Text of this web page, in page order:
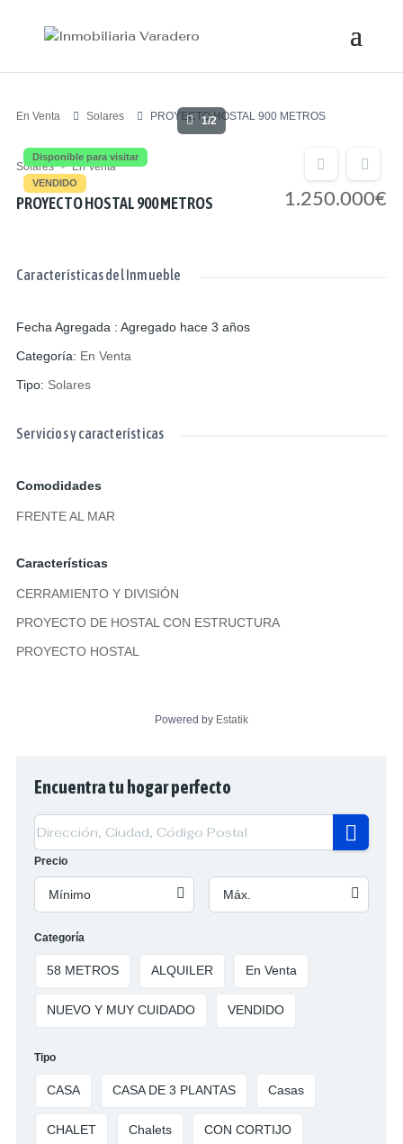
En Venta Solares PROYECTO HOSTAL 900 METROS
Disponible para visitar
VENDIDO
1/2
Solares En Venta
PROYECTO HOSTAL 900 METROS 1.250.000€
Características del Inmueble
Fecha Agregada : Agregado hace 3 años
Categoría: En Venta
Tipo: Solares
Servicios y características
Comodidades
FRENTE AL MAR
Características
CERRAMIENTO Y DIVISIÓN
PROYECTO DE HOSTAL CON ESTRUCTURA
PROYECTO HOSTAL
Powered by Estatik
Encuentra tu hogar perfecto
Precio
Mínimo Máx.
Categoría
58 METROS ALQUILER En Venta
NUEVO Y MUY CUIDADO VENDIDO
Tipo
CASA CASA DE 3 PLANTAS Casas
CHALET Chalets CON CORTIJO